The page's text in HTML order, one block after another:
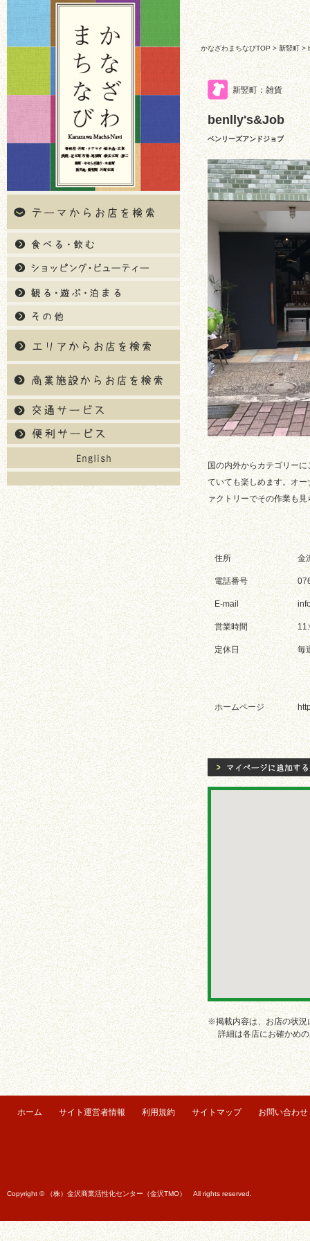
かなざわまちなびTOP>新竪町>
新竪町：雑貨
benlly's&Job
ベンリーズアンドジョブ
国の内外からカテゴリー
ていても楽しめます。オ
ァクトリーでその作業も見
住所 金
電話番号
E-mail
営業時間
定休日 毎
ホームページ
※掲載内容は、お店の状況
詳細は各店にお確かめの
ホーム サイト運営者情報 利用規約 サイトマップ お問い合わせ
Copyright © （株）金沢商業活性化センター（金沢TMO） All rights reserved.